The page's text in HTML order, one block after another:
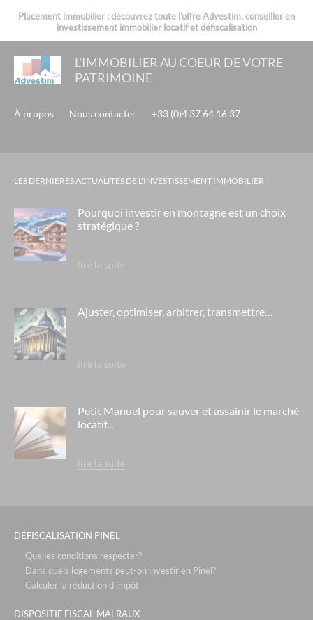
Placement immobilier : découvrez toute l'offre Advestim, conseiller en
investissement immobilier locatif et défiscalisation
L'IMMOBILIER AU COEUR DE VOTRE
PATRIMOINE
À propos Nous contacter +33 (0)4 37 64 16 37
LES DERNIERES ACTUALITES DE L'INVESTISSEMENT IMMOBILIER
Pourquoi investir en montagne est un choix
stratégique ?
lire la suite
Ajuster, optimiser, arbitrer, transmettre…
lire la suite
Petit Manuel pour sauver et assainir le marché
locatif...
lire la suite
DÉFISCALISATION PINEL
Quelles conditions respecter?
Dans quels logements peut-on investir en Pinel?
Calculer la réduction d’impôt
DISPOSITIF FISCAL MALRAUX